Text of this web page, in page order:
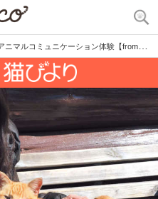
ミュニケーション体験【from Hong Kong】（辰巳出版）